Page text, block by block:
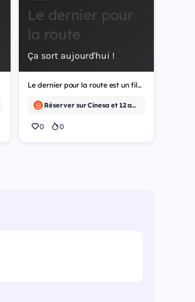
Le dernier pour
la route
Ça sort aujourd'hui !
Le dernier pour la route est un film de comédie.
Réserver sur Cinesa et 12 autres
0 0